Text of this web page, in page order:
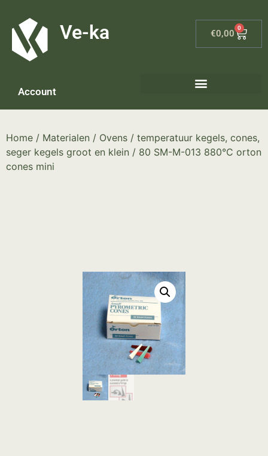
Ve-ka €0,00
0
Account
Home / Materialen / Ovens / temperatuur kegels, cones,
seger kegels groot en klein / 80 SM-M-013 880°C orton
cones mini